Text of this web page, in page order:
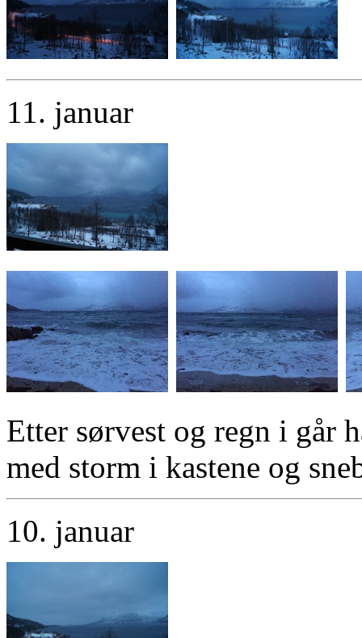
11. januar
Etter sørvest og regn i går
med storm i kastene og
10. januar